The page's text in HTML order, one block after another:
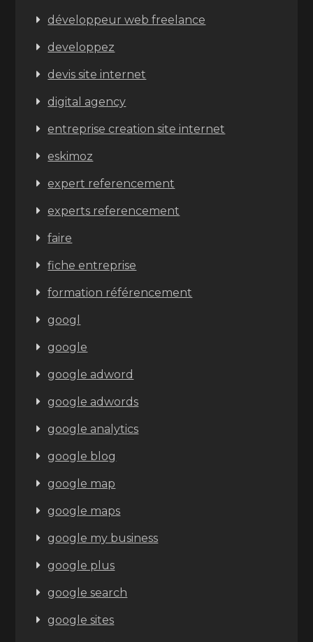
développeur web freelance
developpez
devis site internet
digital agency
entreprise creation site internet
eskimoz
expert referencement
experts referencement
faire
fiche entreprise
formation référencement
googl
google
google adword
google adwords
google analytics
google blog
google map
google maps
google my business
google plus
google search
google sites